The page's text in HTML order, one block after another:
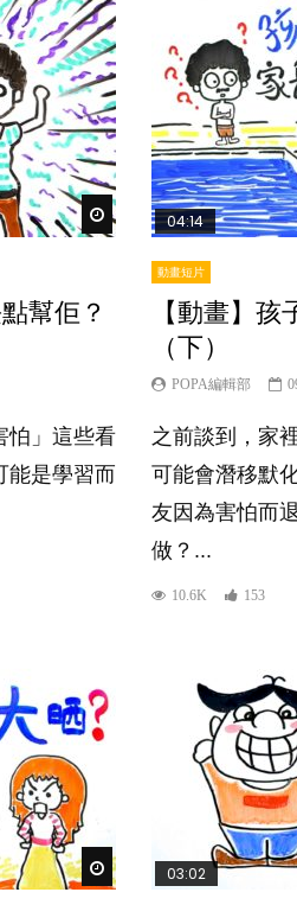
Watch Later
幫佢？
怕」這些看
能是學習而
04:14
動畫短片
【動畫】
（下）
POPA編輯部
之前談到，家
可能會潛移默
友因為害怕而
做？...
10.6K 153
Watch Later03:02